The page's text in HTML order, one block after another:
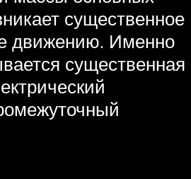
существенное
движению. Именно
существенная